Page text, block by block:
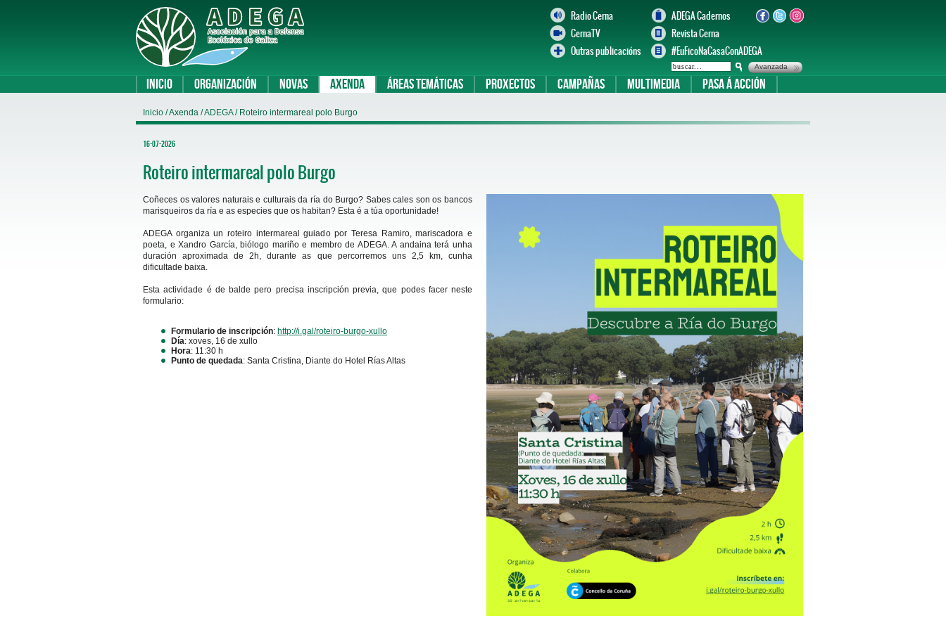
Radio Cerna
ADEGA Cadernos
CernaTV
Revista Cerna
Outras publicacións
#EuFicoNaCasaConADEGA
Avanzada
Inicio Organización Novas Axenda Áreas temáticas Proxectos Campañas Multimedia Pasa á acción
Inicio / Axenda /ADEGA/ Roteiro intermareal polo Burgo
16-07-2026
Roteiro intermareal polo Burgo
Coñeces os valores naturais e culturais da ría do Burgo? Sabes cales son os bancos
marisqueiros da ría e as especies que os habitan? Esta é a túa oportunidade!
ADEGA organiza un roteiro intermareal guiado por Teresa Ramiro, mariscadora e
poeta, e Xandro García, biólogo mariño e membro de ADEGA. A andaina terá unha
duración aproximada de 2h, durante as que percorremos uns 2,5 km, cunha
dificultade baixa.
Esta actividade é de balde pero precisa inscripción previa, que podes facer neste
formulario:
Formulario de inscripción: http://i.gal/roteiro-burgo-xullo
Día: xoves, 16 de xullo
Hora: 11:30 h
Punto de quedada: Santa Cristina, Diante do Hotel Rías Altas